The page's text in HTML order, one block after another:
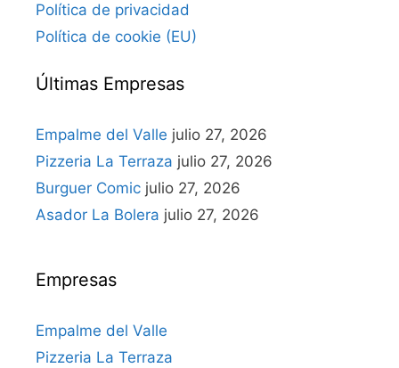
Política de privacidad
Política de cookie (EU)
Últimas Empresas
Empalme del Valle julio 27, 2026
Pizzeria La Terraza julio 27, 2026
Burguer Comic julio 27, 2026
Asador La Bolera julio 27, 2026
Empresas
Empalme del Valle
Pizzeria La Terraza